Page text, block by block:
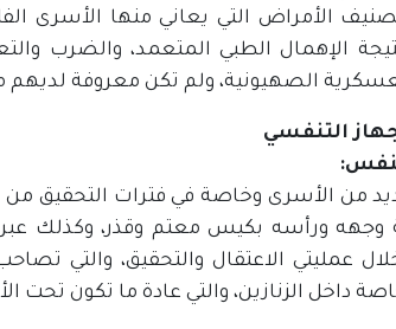
الأمراض التي يعاني منها الأسرى
الإهمال الطبي المتعمد، والضرب
الصهيونية، ولم تكن معروفة لديهم
التنفسي
من الأسرى وخاصة في فترات التحقيق
وجهه ورأسه بكيس معتم وقذر، وكذلك
عمليتي الاعتقال والتحقيق، والتي
داخل الزنازين، والتي عادة ما تكون